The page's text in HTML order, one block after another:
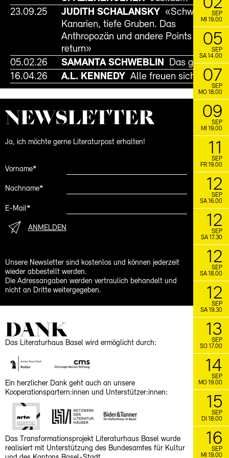
23.09.25
JUDITH SCHALANSKY «Schwankende
Kanarien, tiefe Gruben. Das
Anthropozän und andere Points of no
return»
05.02.26
SAMANTA SCHWEBLIN
Das gute Übel
16.04.26
A.L. KENNEDY Alle freuen sich
NEWS­LETTER
Ja, ich möchte gerne Literaturpost erhalten!
Vorname*
Nachname*
E-Mail*
ANMELDEN
Unsere Newsletter sind kostenlos und können jederzeit
wieder abbestellt werden.
Die Adressangaben werden vertraulich behandelt und
nicht an Dritte weitergegeben.
DANK
Das Literaturhaus Basel wird ermöglicht durch:
Ein herzlicher Dank geht auch an unsere
Kooperationspartern:innen und Unterstützer:innen:
Das Transformationsprojekt Literaturhaus Basel wurde
realisiert mit Unterstützung des Bundesamtes für Kultur
SEP
MI 19.00
05
SEP
SA 14.00
07
SEP
MO 18.00
09
SEP
MI 19.00
11
SEP
FR 19.00
12
SEP
SA 16.00
12
SEP
SA 17.30
12
SEP
SA 18.00
12
SEP
SA 19.30
13
SEP
SO 17.00
14
SEP
MO 19.00
15
SEP
DI 18.00
16
SEP
MI 19.00